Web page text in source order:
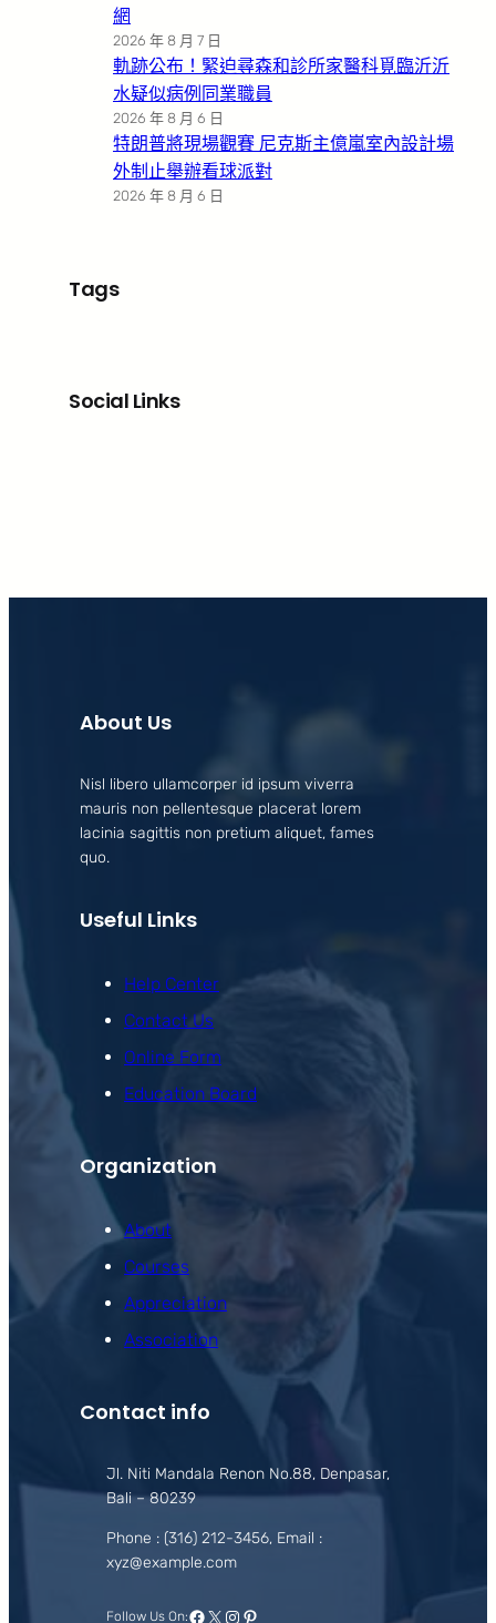
網
2026 年 8 月 7 日
軌跡公布！緊迫尋森和診所家醫科覓臨沂沂
水疑似病例同業職員
2026 年 8 月 6 日
特朗普將現場觀賽 尼克斯主億嵐室內設計場
外制止舉辦看球派對
2026 年 8 月 6 日
Tags
Social Links
About Us
Nisl libero ullamcorper id ipsum viverra
mauris non pellentesque placerat lorem
lacinia sagittis non pretium aliquet, fames
quo.
Useful Links
Help Center
Contact Us
Online Form
Education Board
Organization
About
Courses
Appreciation
Association
Contact info
Jl. Niti Mandala Renon No.88, Denpasar,
Bali – 80239
Phone : (316) 212-3456, Email :
xyz@example.com
Follow Us On:Facebook
X Instagram
Pinterest